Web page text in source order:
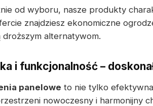
od wyboru, nasze produkty
znajdziesz ekonomiczne
droższym alternatywom.
i funkcjonalność –
panelowe to nie tylko
nowoczesny i harmonijny